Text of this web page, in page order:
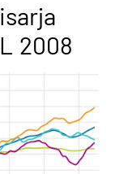
2008